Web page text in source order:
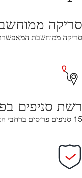
סריקה
סריקה ממוחשבת
רשת סניפים
15 סניפים פרוסים ברחבי הארץ , כך שתמיד תמצאו סניף קרוב לביתכם